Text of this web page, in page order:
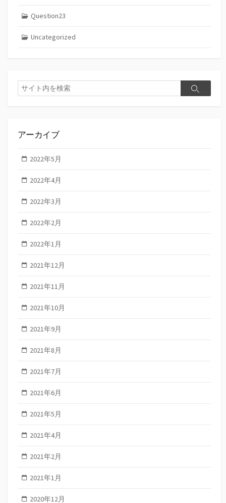
Question23
Uncategorized
検
索
検
アーカイブ
2022年5月
2022年4月
2022年3月
2022年2月
2022年1月
2021年12月
2021年11月
2021年10月
2021年9月
2021年8月
2021年7月
2021年6月
2021年5月
2021年4月
2021年2月
2021年1月
2020年12月